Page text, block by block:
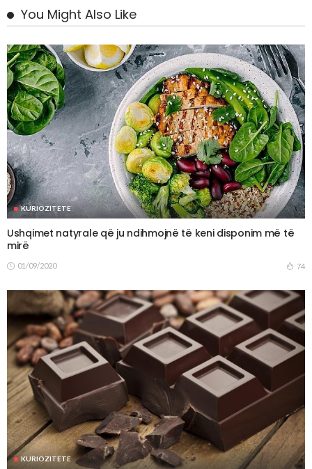
You Might Also Like
KURIOZITETE
Ushqimet natyrale që ju ndihmojnë të keni disponim më të
mirë
01/09/2020 74
KURIOZITETE